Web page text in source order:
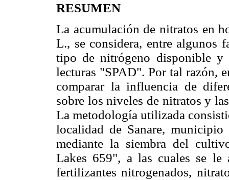
RESUMEN
La acumulación de nitratos en
L., se considera, entre algunos
tipo de nitrógeno dispo­nible y
lecturas "SPAD". Por tal razón,
comparar la influencia de
sobre los niveles de nitratos y
La metodo­logía utilizada
localidad de Sanare,
mediante la siembra del
Lakes 659", a las cuales se le
fertilizantes nitrogenados,